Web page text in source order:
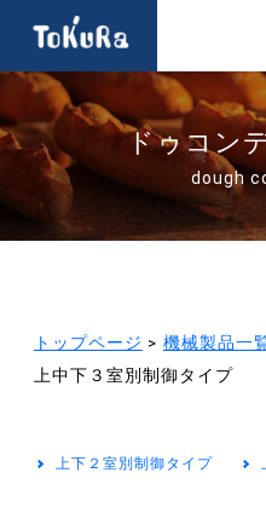
ドゥコン
dough
トップページ > 機械製品一
上中下３室別制御タイプ
上下２室別制御タイプ